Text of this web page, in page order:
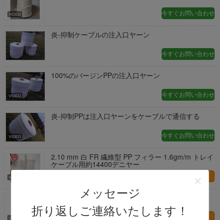
メッセージ
折り返しご連絡いたします！
今すぐお問い合わせ
炎-抑制ケーブルの注入口ヤーン
今すぐお問い合わせ
100%のバージンPPの注入口ヤーン
今すぐお問い合わせ
炎-抑制PPは注入口ヤーンをケーブルで通信する
今すぐお問い合わせ
2.10 mm 白 FR 繊維型 PP フィラー 1.6gm/m トレイ
ケーブル用約14400デニヤー
お問い合わせ
UL 2277 トレイケーブル FR 繊維型PPフィラー
2.54mm 扭曲しない 2.5 gm/m 約 22500 denier
お問い合わせ